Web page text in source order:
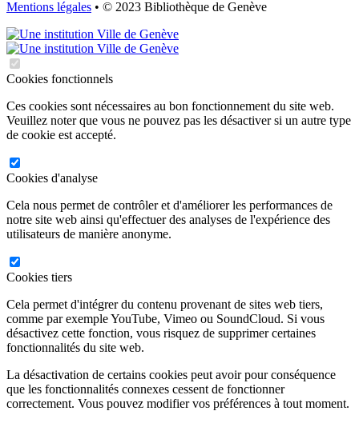
Mentions légales • © 2023 Bibliothèque de Genève
Cookies fonctionnels
Ces cookies sont nécessaires au bon fonctionnement du site web.
Veuillez noter que vous ne pouvez pas les désactiver si un autre type
de cookie est accepté.
Cookies d'analyse
Cela nous permet de contrôler et d'améliorer les performances de
notre site web ainsi qu'effectuer des analyses de l'expérience des
utilisateurs de manière anonyme.
Cookies tiers
Cela permet d'intégrer du contenu provenant de sites web tiers,
comme par exemple YouTube, Vimeo ou SoundCloud. Si vous
désactivez cette fonction, vous risquez de supprimer certaines
fonctionnalités du site web.
La désactivation de certains cookies peut avoir pour conséquence
que les fonctionnalités connexes cessent de fonctionner
correctement. Vous pouvez modifier vos préférences à tout moment.